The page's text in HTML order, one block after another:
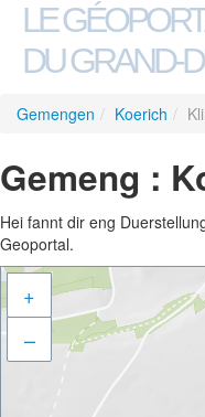
LE
DU GRAND-
Gemengen / Koerich /
Gemeng :
Hei fannt dir eng
Geoportal.
+
–